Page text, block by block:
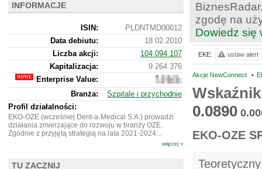
zgodę na
Dowiedz się
Akcje NewConnect •
0.0890
EKO-OZE
EKE: ustaw alert
INFORMACJE
ISIN:
PLDNTMD00012
Data debiutu:
18.02.2010
Liczba akcji:
104 094 107
Kapitalizacja:
9 264 376
Enterprise Value:
9
309
376
Branża:
Szpitale i przychodnie
Profil działalności:
EKO-OZE (wcześniej Dent-a-Medical S.A.) prowadzi
działania zmierzające do rozwoju w branży OZE.
Zgodnie z przyjętą strategią na lata 2021-2024...
więcej »
TU ZACZNIJ